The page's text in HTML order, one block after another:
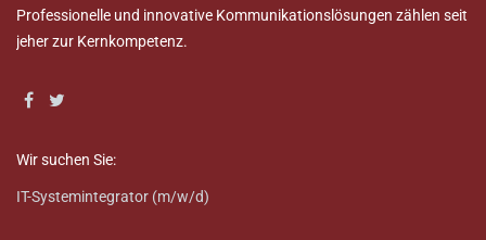
Professionelle und innovative Kommunikationslösungen zählen seit
jeher zur Kernkompetenz.
Wir suchen Sie:
IT-Systemintegrator (m/w/d)